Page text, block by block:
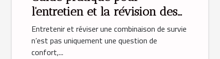
l'entretien et la révision des
combinaisons de survie
Entretenir et réviser une combinaison de survie
n’est pas uniquement une question de
confort,...